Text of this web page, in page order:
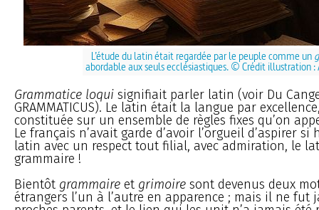
L’étude du latin était regardée par le peuple comme un
abordable aux seuls ecclésiastiques. © Crédit illustration :
Grammatice loqui signifiait parler latin (voir Du
GRAMMATICUS). Le latin était la langue par
constituée sur un ensemble de règles fixes qu’on
Le français n’avait garde d’avoir l’orgueil d’aspirer
latin avec un respect tout filial, avec admiration, le
grammaire !
Bientôt grammaire et grimoire sont devenus deux
étrangers l’un à l’autre en apparence ; mais il ne fut